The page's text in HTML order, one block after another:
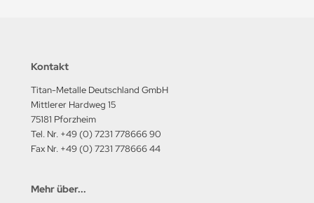
Kontakt
Titan-Metalle Deutschland GmbH
Mittlerer Hardweg 15
75181 Pforzheim
Tel. Nr. +49 (0) 7231 778666 90
Fax Nr. +49 (0) 7231 778666 44
Mehr über...